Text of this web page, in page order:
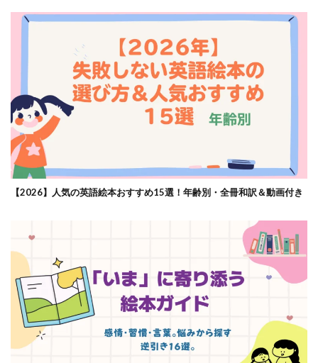
【2026】人気の英語絵本おすすめ15選！年齢別・全冊和訳＆動画付き